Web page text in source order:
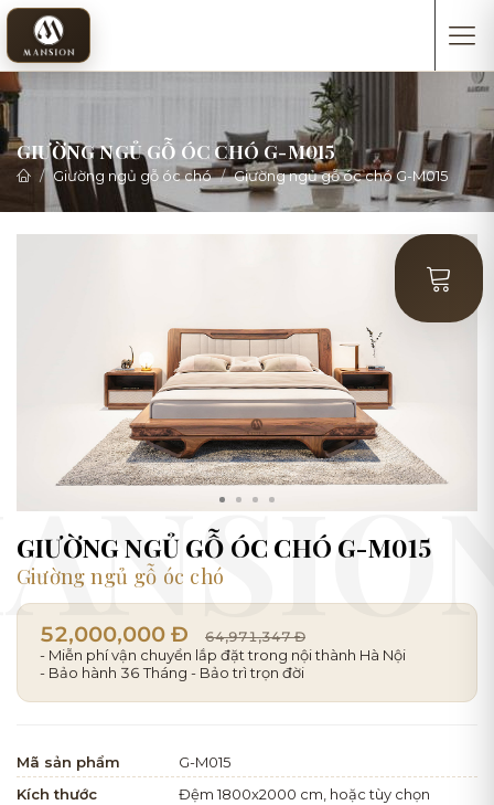
GIƯỜNG NGỦ GỖ ÓC CHÓ G-M015
Giường ngủ gỗ óc chó Giường ngủ gỗ óc chó G-M015
GIƯỜNG NGỦ GỖ ÓC CHÓ G-M015
Giường ngủ gỗ óc chó
52,000,000 Đ 64,971,347 Đ
- Miễn phí vận chuyển lắp đặt trong nội thành Hà Nội
- Bảo hành 36 Tháng - Bảo trì trọn đời
Mã sản phẩm
G-M015
Kích thước
Đệm 1800x2000 cm, hoặc tùy chọn